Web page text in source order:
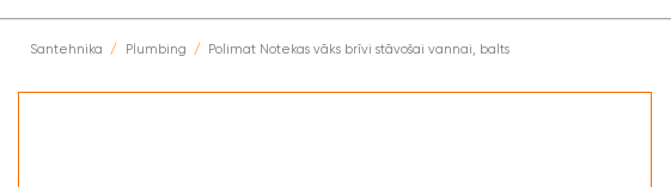
Santehnika Plumbing Polimat Notekas vāks brīvi stāvošai vannai, balts